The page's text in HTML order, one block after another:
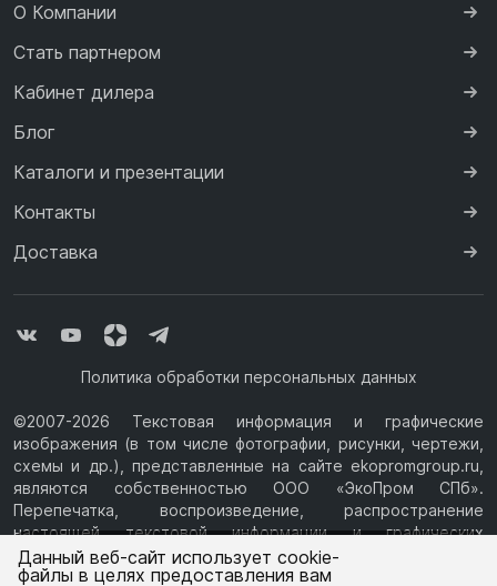
О Компании
Стать партнером
Кабинет дилера
Блог
Каталоги и презентации
Контакты
Доставка
Политика обработки персональных данных
©2007-2026 Текстовая информация и графические
изображения (в том числе фотографии, рисунки, чертежи,
схемы и др.), представленные на сайте ekopromgroup.ru,
являются собственностью ООО «ЭкоПром СПб».
Перепечатка, воспроизведение, распространение
настоящей текстовой информации и графических
изображений с Сайта возможны только с письменного
разрешения ООО «ЭкоПром СПб» (ИНН 7814376069, ОГРН
Ваш город —Санкт-Петербург
Данный веб-сайт использует cookie-
файлы в целях предоставления вам